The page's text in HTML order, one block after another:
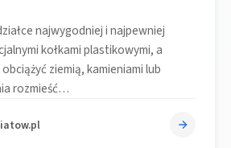
najwygodniej i najpewniej
kołkami plastikowymi, a
ziemią, kamieniami lub
rozmieść…